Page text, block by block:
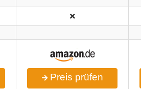
Preis prüfen